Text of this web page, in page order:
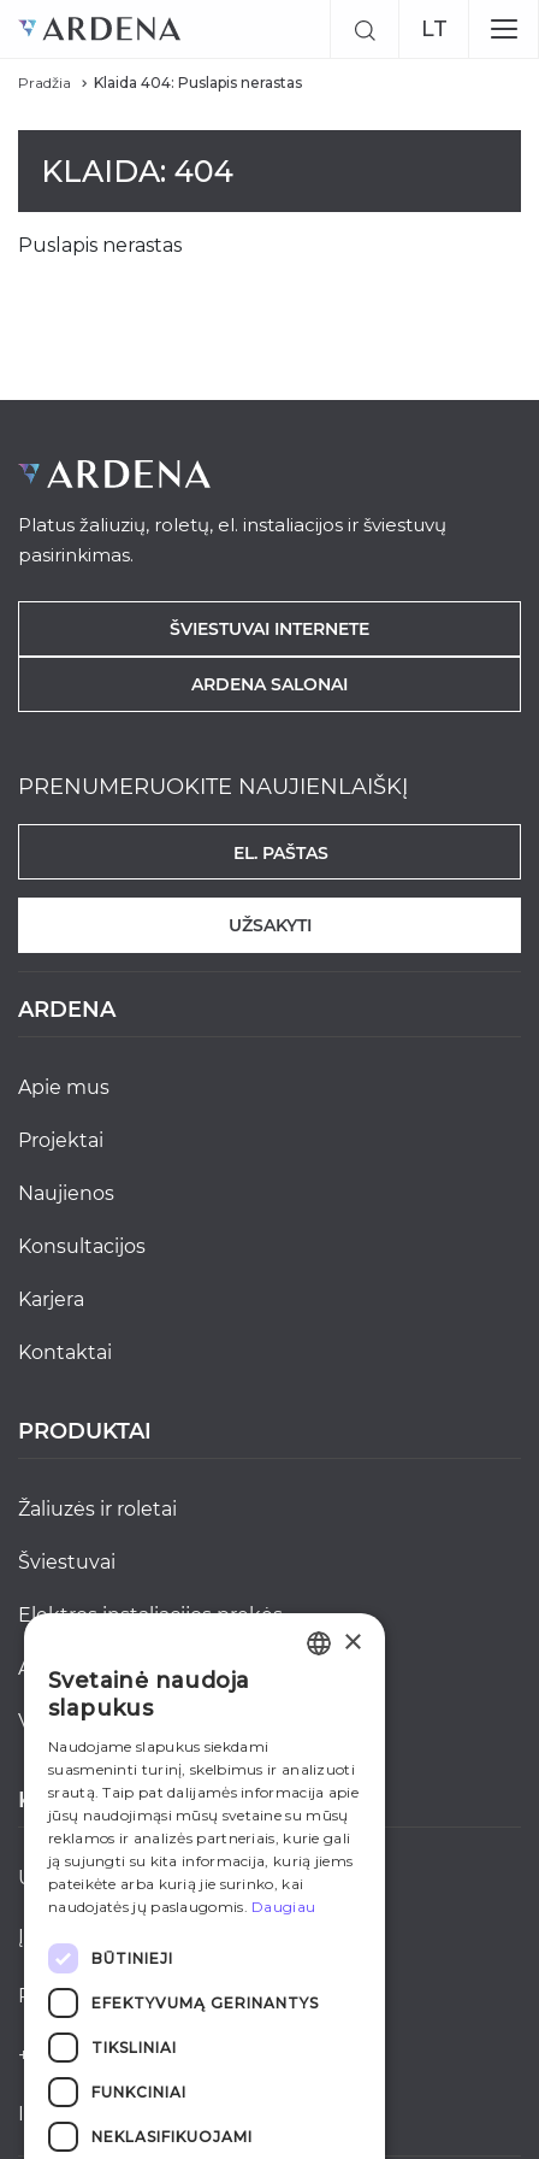
LT
Pradžia Klaida 404: Puslapis nerastas
KLAIDA: 404
Puslapis nerastas
Platus žaliuzių, roletų, el. instaliacijos ir šviestuvų
pasirinkimas.
ŠVIESTUVAI INTERNETE
ARDENA SALONAI
PRENUMERUOKITE NAUJIENLAIŠKĮ
UŽSAKYTI
ARDENA
apie mus
projektai
naujienos
konsultacijos
karjera
kontaktai
PRODUKTAI
žaliuzės ir roletai
šviestuvai
elektros instaliacijos prekės
akcijos
verslui
KONTAKTAI
UAB “Ardena”
Įmonės kodas: 221508790
PVM kodas: LT215087917
+370 700 35005
info@ardena.lt
RUSSIAN
×
Svetainė naudoja
slapukus
Naudojame slapukus siekdami
suasmeninti turinį, skelbimus ir analizuoti
srautą. Taip pat dalijamės informacija apie
jūsų naudojimąsi mūsų svetaine su mūsų
reklamos ir analizės partneriais, kurie gali
ją sujungti su kita informacija, kurią jiems
pateikėte arba kurią jie surinko, kai
naudojatės jų paslaugomis. Daugiau
BŪTINIEJI
EFEKTYVUMĄ GERINANTYS
TIKSLINIAI
FUNKCINIAI
NEKLASIFIKUOJAMI